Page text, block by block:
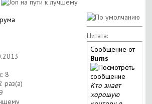
8
раз(а)
Цитата:
Сообщение от
Burns
Кто знает
хорошую